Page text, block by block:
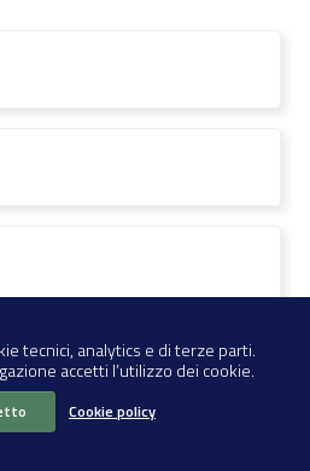
tecnici, analytics e di terze parti.
accetti l’utilizzo dei cookie.
Cookie policy